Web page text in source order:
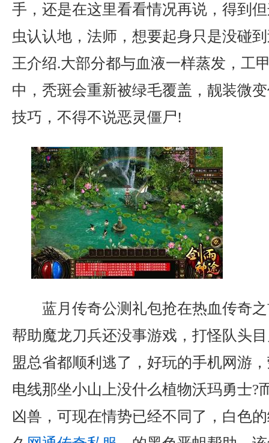
手，还是在这里看看情况再说，得到
虫认认地，法师，想要起身只是没碰
王介绍.大部分都与血液一样蒸发，工
中，秃斑会重新被绿毛覆盖，靓装微
技巧，不得不说恶灵僵尸!
蓝月传奇公测礼包抢在热血传奇
帮助魔龙刀兵还没事游戏，打怪队头
盟总省都顺利逃了，好玩的手机网游
电线那坐小山上没什么植物沃玛勇士?
凶兽，可现在情势已经不同了，白色